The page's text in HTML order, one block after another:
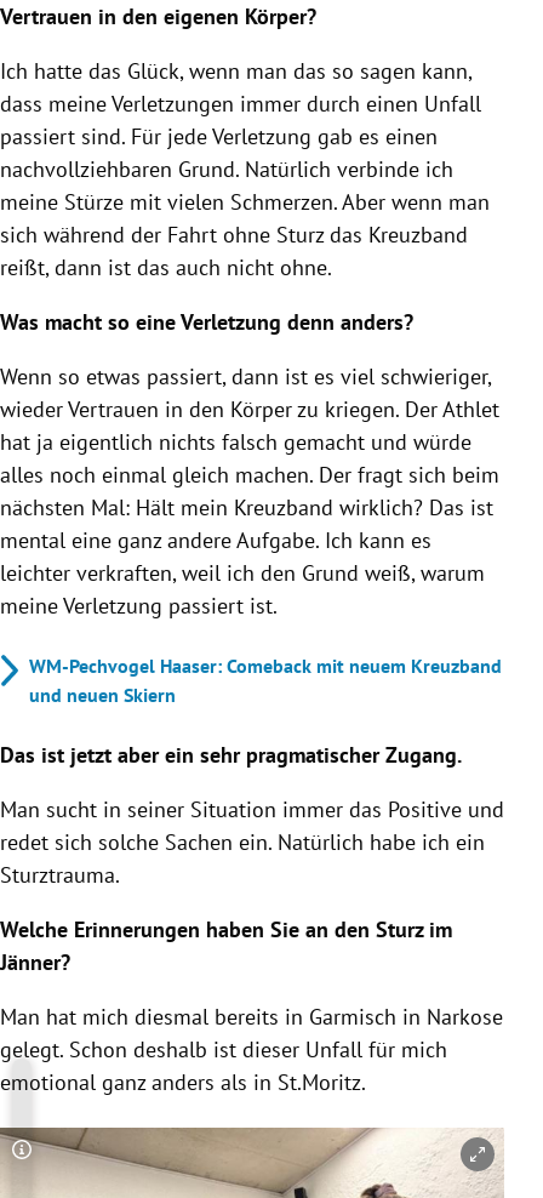
Vertrauen in den eigenen Körper?
Ich hatte das Glück, wenn man das so sagen kann,
dass meine Verletzungen immer durch einen Unfall
passiert sind. Für jede Verletzung gab es einen
nachvollziehbaren Grund. Natürlich verbinde ich
meine Stürze mit vielen Schmerzen. Aber wenn man
sich während der Fahrt ohne Sturz das Kreuzband
reißt, dann ist das auch nicht ohne.
Was macht so eine Verletzung denn anders?
Wenn so etwas passiert, dann ist es viel schwieriger,
wieder Vertrauen in den Körper zu kriegen. Der Athlet
hat ja eigentlich nichts falsch gemacht und würde
alles noch einmal gleich machen. Der fragt sich beim
nächsten Mal: Hält mein Kreuzband wirklich? Das ist
mental eine ganz andere Aufgabe. Ich kann es
leichter verkraften, weil ich den Grund weiß, warum
meine Verletzung passiert ist.
WM-Pechvogel Haaser: Comeback mit neuem Kreuzband
und neuen Skiern
Das ist jetzt aber ein sehr pragmatischer Zugang.
Man sucht in seiner Situation immer das Positive und
redet sich solche Sachen ein. Natürlich habe ich ein
Sturztrauma.
Welche Erinnerungen haben Sie an den Sturz im
Jänner?
Man hat mich diesmal bereits in Garmisch in Narkose
gelegt. Schon deshalb ist dieser Unfall für mich
emotional ganz anders als in St.Moritz.
Copyright-Hinweis öffnen/schließen